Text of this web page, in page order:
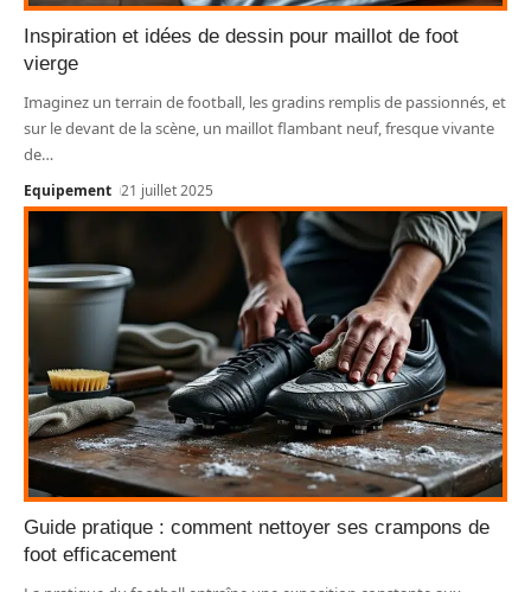
Inspiration et idées de dessin pour maillot de foot
vierge
Imaginez un terrain de football, les gradins remplis de passionnés, et
sur le devant de la scène, un maillot flambant neuf, fresque vivante
de…
Equipement 21 juillet 2025
Guide pratique : comment nettoyer ses crampons de
foot efficacement